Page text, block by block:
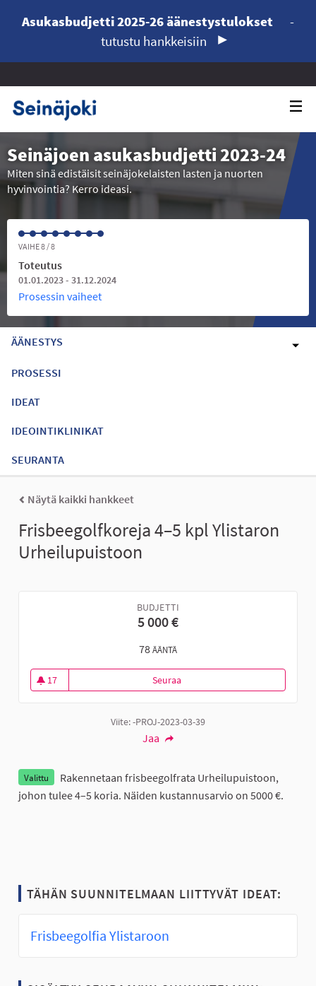
Asukasbudjetti 2025-26 äänestystulokset
-
tutustu hankkeisiin
Seinäjoen asukasbudjetti 2023-24
Miten sinä edistäisit seinäjokelaisten lasten ja nuorten
hyvinvointia? Kerro ideasi.
VAIHE 8 / 8
Toteutus
01.01.2023 - 31.12.2024
Prosessin vaiheet
ÄÄNESTYS
PROSESSI
IDEAT
IDEOINTIKLINIKAT
SEURANTA
Näytä kaikki hankkeet
Frisbeegolfkoreja 4–5 kpl Ylistaron
Urheilupuistoon
BUDJETTI
5 000 €
78ÄÄNTÄ
17
17 seuraajaa
SeuraaFrisbeegolfkoreja 4–5 kpl
Viite: -PROJ-2023-03-39
Jaa
Valittu
Rakennetaan frisbeegolfrata Urheilupuistoon,
johon tulee 4–5 koria. Näiden kustannusarvio on 5000 €.
TÄHÄN SUUNNITELMAAN LIITTYVÄT IDEAT:
Frisbeegolfia Ylistaroon